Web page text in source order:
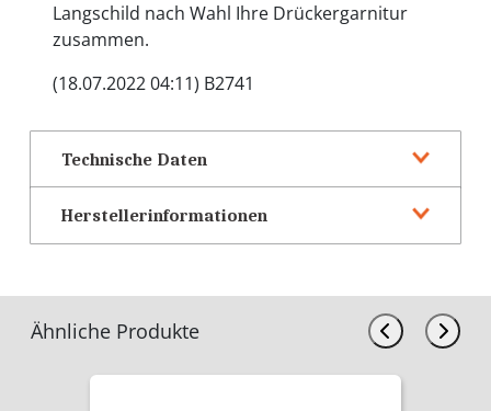
Langschild nach Wahl Ihre Drückergarnitur
zusammen.
(18.07.2022 04:11) B2741
Technische Daten
Herstellerinformationen
Ähnliche Produkte